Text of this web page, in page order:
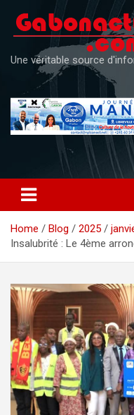
content
Une véritable source
Home Blog 2025
Insalubrité : Le 4ème